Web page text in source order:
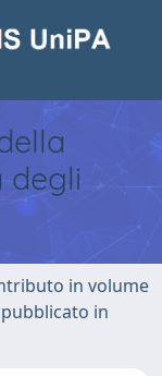
degli
in volume
in